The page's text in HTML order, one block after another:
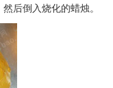
后倒入烧化的蜡烛。